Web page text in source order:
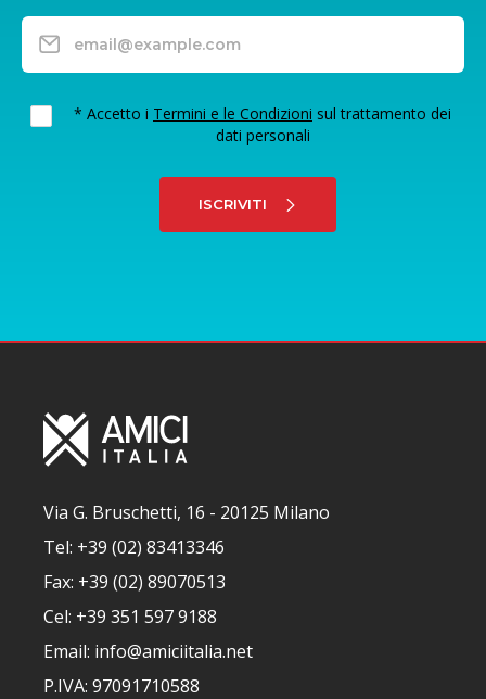
* Accetto i Termini e le Condizioni sul trattamento dei
dati personali
ISCRIVITI
Via G. Bruschetti, 16 - 20125 Milano
Tel: +39 (02) 83413346
Fax: +39 (02) 89070513
Cel: +39 351 597 9188
Email: info@amiciitalia.net
P.IVA: 97091710588